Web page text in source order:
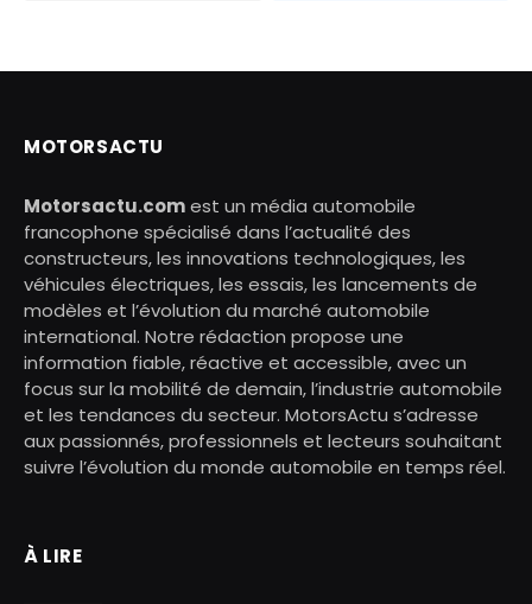
MOTORSACTU
Motorsactu.comest un média automobile
francophone spécialisé dans l’actualité des
constructeurs, les innovations technologiques, les
véhicules électriques, les essais, les lancements de
modèles et l’évolution du marché automobile
international. Notre rédaction propose une
information fiable, réactive et accessible, avec un
focus sur la mobilité de demain, l’industrie automobile
et les tendances du secteur. MotorsActu s’adresse
aux passionnés, professionnels et lecteurs souhaitant
suivre l’évolution du monde automobile en temps réel.
À LIRE